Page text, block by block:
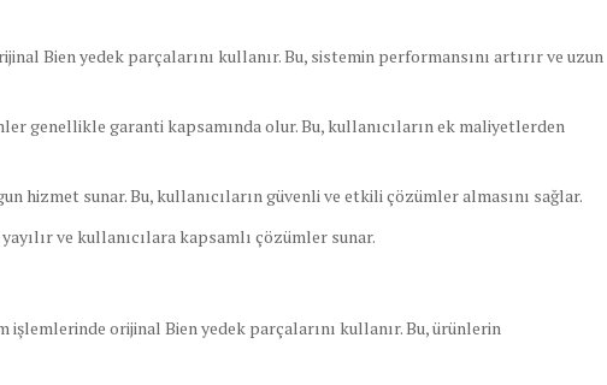
Bien yedek parçalarını kullanır. Bu, sistemin performansını artırır ve uzun
genellikle garanti kapsamında olur. Bu, kullanıcıların ek maliyetlerden
hizmet sunar. Bu, kullanıcıların güvenli ve etkili çözümler almasını sağlar.
ve kullanıcılara kapsamlı çözümler sunar.
işlemlerinde orijinal Bien yedek parçalarını kullanır. Bu, ürünlerin